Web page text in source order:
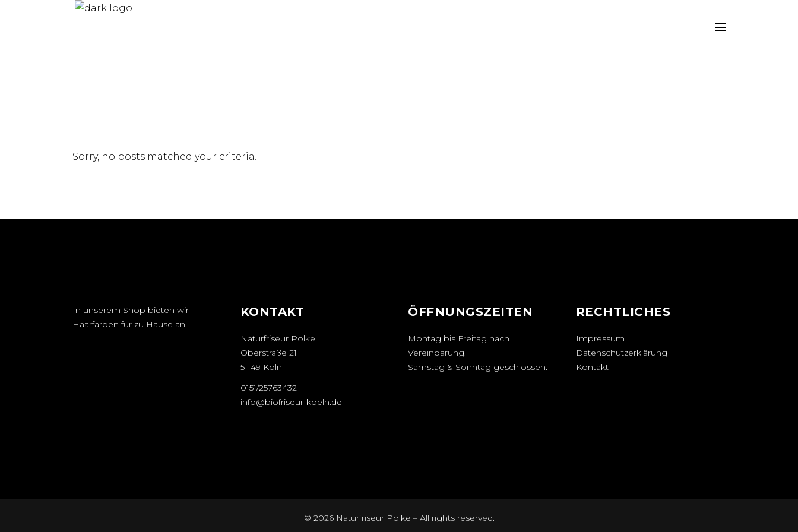
Sorry, no posts matched your criteria.
In unserem Shop bieten wir
Haarfarben für zu Hause an.
KONTAKT
Naturfriseur Polke
Oberstraße 21
51149 Köln
0151/25763432
info@biofriseur-koeln.de
ÖFFNUNGSZEITEN
Montag bis Freitag nach
Vereinbarung.
Samstag & Sonntag geschlossen.
RECHTLICHES
Impressum
Datenschutzerklärung
Kontakt
© 2026 Naturfriseur Polke – All rights reserved.